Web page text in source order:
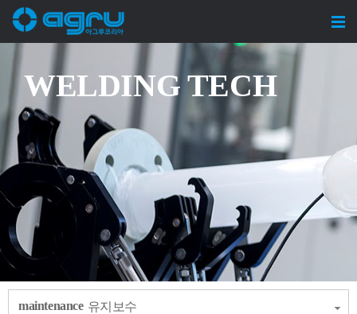
WELDING TECH
maintenance 유지보수